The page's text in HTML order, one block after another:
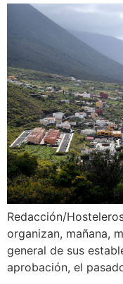
Redacción/
organizan, mañana,
general de sus
aprobación, el